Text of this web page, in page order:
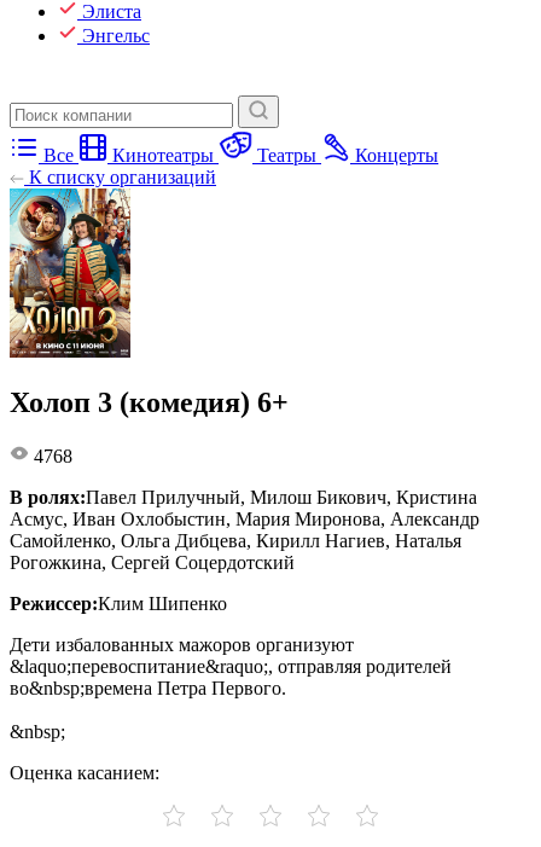
Элиста
Энгельс
Все Кинотеатры Театры
Концерты
К списку организаций
Холоп 3 (комедия) 6+
4768
В ролях:Павел Прилучный, Милош Бикович, Кристина
Асмус, Иван Охлобыстин, Мария Миронова, Александр
Самойленко, Ольга Дибцева, Кирилл Нагиев, Наталья
Рогожкина, Сергей Соцердотский
Режиссер:Клим Шипенко
Дети избалованных мажоров организуют
&laquo;перевоспитание&raquo;, отправляя родителей
во&nbsp;времена Петра Первого.
&nbsp;
Оценка касанием: